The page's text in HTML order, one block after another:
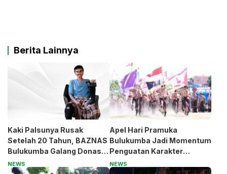
Berita Lainnya
Kaki Palsunya Rusak
Setelah 20 Tahun, BAZNAS
Bulukumba Galang Donasi
untuk Pak Pardi
NEWS
Apel Hari Pramuka
Bulukumba Jadi Momentum
Penguatan Karakter
Generasi Muda
NEWS